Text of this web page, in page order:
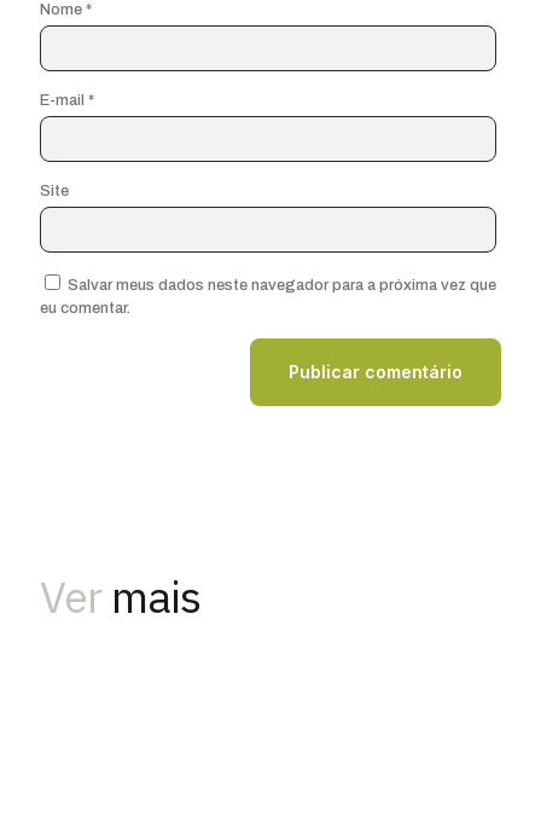
Nome *
E-mail *
Site
Salvar meus dados neste navegador para a próxima vez que
eu comentar.
Ver mais